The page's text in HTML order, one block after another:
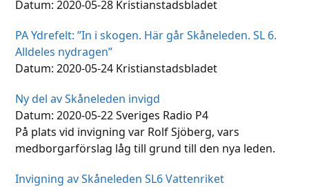
Datum: 2020-05-28 Kristianstadsbladet
PA Ydrefelt:”In i skogen. Här går Skåneleden. SL 6.
Alldeles nydragen”
Datum: 2020-05-24 Kristianstadsbladet
Ny del av Skåneleden invigd
Datum: 2020-05-22 Sveriges Radio P4
På plats vid invigning var Rolf Sjöberg, vars
medborgarförslag låg till grund till den nya leden.
Invigning av Skåneleden SL6 Vattenriket